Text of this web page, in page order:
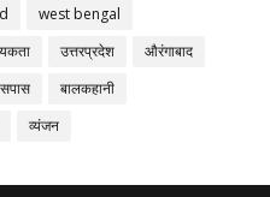
west bengal
उत्तरप्रदेश
औरंगाबाद
बालकहानी
व्यंजन